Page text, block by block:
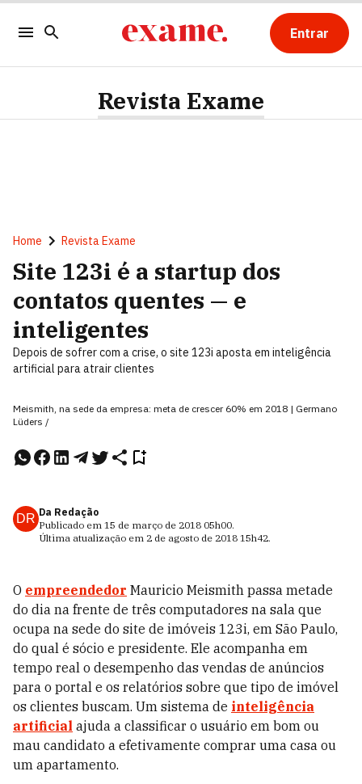
Entrar
Revista Exame
Home Revista Exame
Site 123i é a startup dos
contatos quentes — e
inteligentes
Depois de sofrer com a crise, o site 123i aposta em inteligência
artificial para atrair clientes
Meismith, na sede da empresa: meta de crescer 60% em 2018 | Germano
Lüders /
DR Da Redação
Publicado em 15 de março de 2018 05h00.
Última atualização em 2 de agosto de 2018 15h42.
O empreendedor Mauricio Meismith passa metade
do dia na frente de três computadores na sala que
ocupa na sede do site de imóveis 123i, em São Paulo,
do qual é sócio e presidente. Ele acompanha em
tempo real o desempenho das vendas de anúncios
para o portal e os relatórios sobre que tipo de imóvel
os clientes buscam. Um sistema de inteligência
artificial ajuda a classificar o usuário em bom ou
mau candidato a efetivamente comprar uma casa ou
um apartamento.